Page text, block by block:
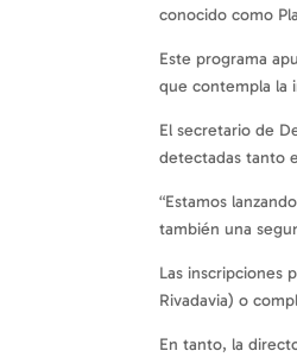
conocido como
Este programa
que contempla la
El secretario de
detectadas tanto
“Estamos
también una
Las inscripciones
Rivadavia) o
En tanto, la